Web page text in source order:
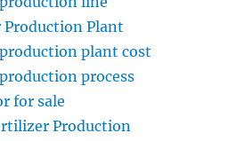
Plant
plant cost
process
for sale
Production